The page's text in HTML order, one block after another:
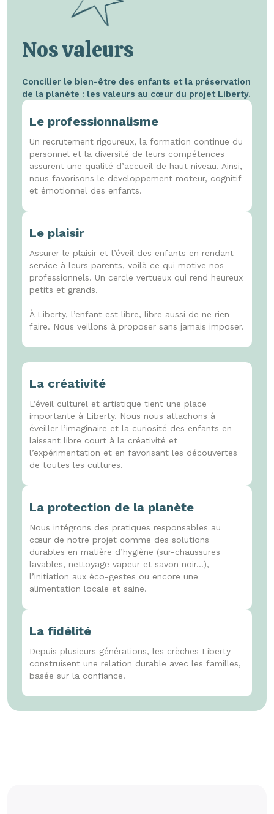
Nos valeurs
Concilier le bien-être des enfants et la préservation
de la planète : les valeurs au cœur du projet Liberty.
Le professionnalisme
Un recrutement rigoureux, la formation continue du
personnel et la diversité de leurs compétences
assurent une qualité d’accueil de haut niveau. Ainsi,
nous favorisons le développement moteur, cognitif
et émotionnel des enfants.
Le plaisir
Assurer le plaisir et l’éveil des enfants en rendant
service à leurs parents, voilà ce qui motive nos
professionnels. Un cercle vertueux qui rend heureux
petits et grands.
À Liberty, l’enfant est libre, libre aussi de ne rien
faire. Nous veillons à proposer sans jamais imposer.
La créativité
L’éveil culturel et artistique tient une place
importante à Liberty. Nous nous attachons à
éveiller l’imaginaire et la curiosité des enfants en
laissant libre court à la créativité et
l’expérimentation et en favorisant les découvertes
de toutes les cultures.
La protection de la planète
Nous intégrons des pratiques responsables au
cœur de notre projet comme des solutions
durables en matière d’hygiène (sur-chaussures
lavables, nettoyage vapeur et savon noir...),
l’initiation aux éco-gestes ou encore une
alimentation locale et saine.
La fidélité
Depuis plusieurs générations, les crèches Liberty
construisent une relation durable avec les familles,
basée sur la confiance.